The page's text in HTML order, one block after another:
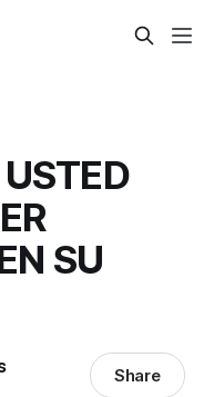
SU
Share